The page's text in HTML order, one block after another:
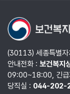
열기
(30113) 세종특별자
안내전화 : 보건복지
09:00~18:00, 긴급
당직실 : 044-202-